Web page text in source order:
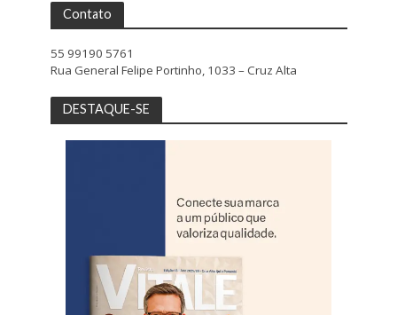
Contato
55 99190 5761
Rua General Felipe Portinho, 1033 – Cruz Alta
DESTAQUE-SE